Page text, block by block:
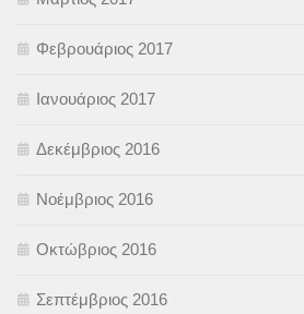
Φεβρουάριος 2017
Ιανουάριος 2017
Δεκέμβριος 2016
Νοέμβριος 2016
Οκτώβριος 2016
Σεπτέμβριος 2016